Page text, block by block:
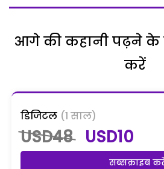
आगे की कहानी पढ़ने के
करें
डिजिटल (1 साल)
USD48 USD10
सब्सक्राइब